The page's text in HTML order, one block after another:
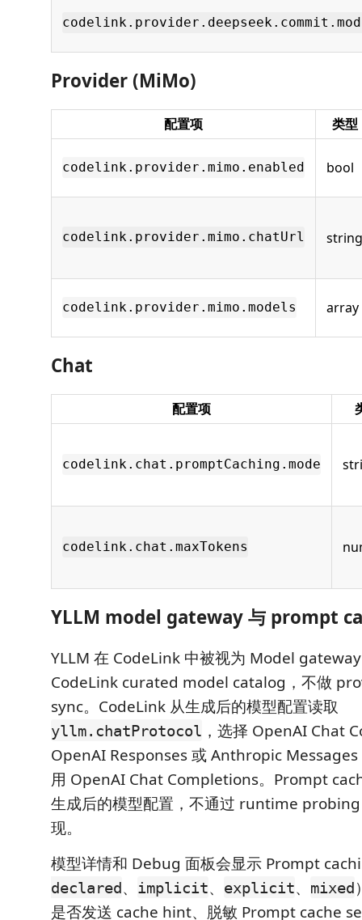
Provider (MiMo)
配置项 类型
codelink.provider.mimo.enabled bool
codelink.provider.mimo.chatUrl string
codelink.provider.mimo.models array
Chat
配置项
codelink.chat.promptCaching.mode
codelink.chat.maxTokens
YLLM model gateway 与 prompt
YLLM 在 CodeLink 中被视为 Model
CodeLink curated model catalog，不做
sync。CodeLink 从生成后的模型配置读取
yllm.chatProtocol ，选择 OpenAI Chat
OpenAI Responses 或 Anthropic
用 OpenAI Chat Completions。Prompt
生成后的模型配置，不通过 runtime
现。
模型详情和 Debug 面板会显示 Prompt
declared、 implicit、 explicit、 mixed
是否发送 cache hint、脱敏 Prompt cache